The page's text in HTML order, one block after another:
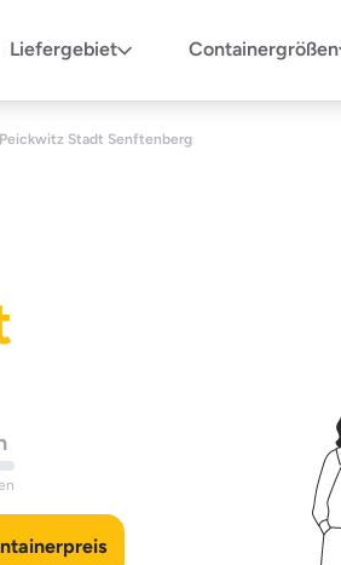
Liefergebiet Containergrößen
Peickwitz Stadt Senftenberg